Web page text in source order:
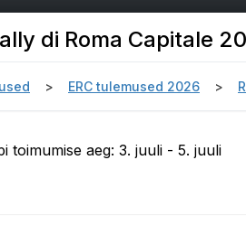
di Roma Capitale
ERC tulemused 2026
toimumise aeg: 3. juuli - 5. juuli